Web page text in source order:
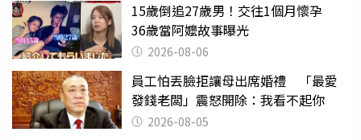
15歲倒追27歲男！交往1個月懷孕
36歲當阿嬤故事曝光
2026-08-06
員工怕丟臉拒讓母出席婚禮 「最愛
發錢老闆」震怒開除：我看不起你
2026-08-05